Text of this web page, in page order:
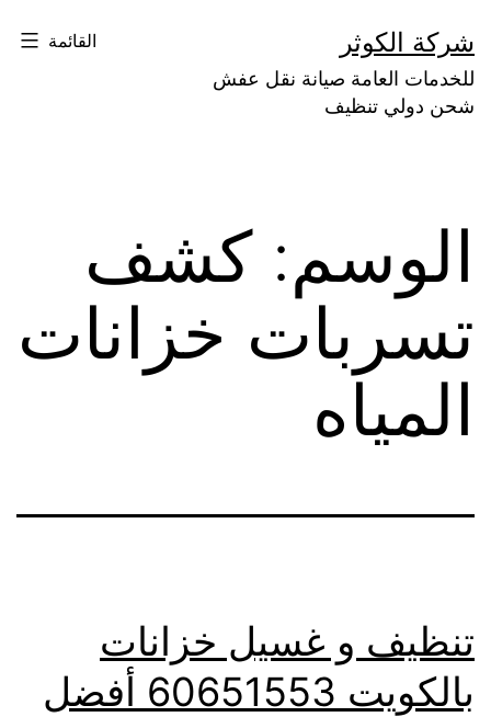
إلى
المحتوى
شركة الكوثر
للخدمات العامة صيانة نقل عفش
شحن دولي تنظيف
القائمة
الوسم:كشف
تسربات خزانات
المياه
تنظيف و غسيل خزانات
بالكويت 60651553 أفضل